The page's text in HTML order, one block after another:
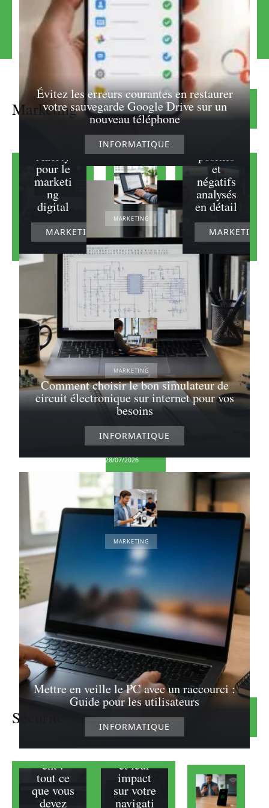
Évitez les erreurs courantes en restaurer
votre sauvegarde Google Drive sur un
nouveau téléphone
INFORMATIQUE
Comment choisir le bon simulateur de
circuit électronique sur internet pour vos
besoins
INFORMATIQUE
Mettre en veille le PC avec un raccourci :
Guide pour les utilisateurs
INFORMATIQUE
Marketing Lire la suite
avantage
s des
hashtags
adaptés
Azerty
pour le
marketi
ng
digital
MARKETING
MARKETING
Rédiger un
mail efficace
pour recevoir
rapidement
une réponse
30/07/2026
MARKETING
Pourquoi le
texte en gras
sur Instagram
peut
transformer
votre stratégie
de contenu
28/07/2026
MARKETING
Les avis sur
Pixmania :
une référence
pour juger de
la qualité de
service
Les
positifs
et
négatifs
analysés
en détail
MARKETING
Sécurité
La
Yggtorr
ent :
tout ce
que vous
devez
Analyse
approfon
die des
avis sur
dns.adgu
ard.com
pour
bloquer
des pubs
et leur
impact
sur votre
navigati